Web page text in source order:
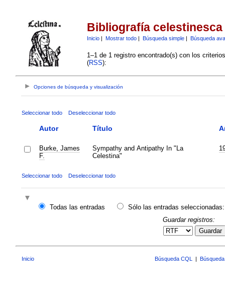
Bibliografía celestinesca
Inicio| Mostrar todo| Búsqueda simple| Búsqueda
1–1 de 1 registro encontrado(s) con los
(RSS):
Opciones de búsqueda y visualización
Seleccionar todo Deseleccionar todo
Autor Título
Burke, James
F.
Sympathy and Antipathy In "La
Celestina"
Seleccionar todo Deseleccionar todo
Todas las entradas
Sólo las entradas seleccionadas:
Guardar registros:
Guardar
Inicio Búsqueda CQL